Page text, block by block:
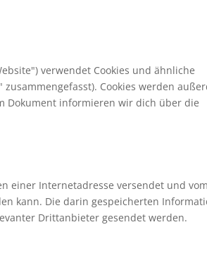
verwendet Cookies und ähnliche
Cookies werden
Dokument informieren wir dich über die
einer Internetadresse versendet und vom
kann. Die darin gespeicherten
Drittanbieter gesendet werden.